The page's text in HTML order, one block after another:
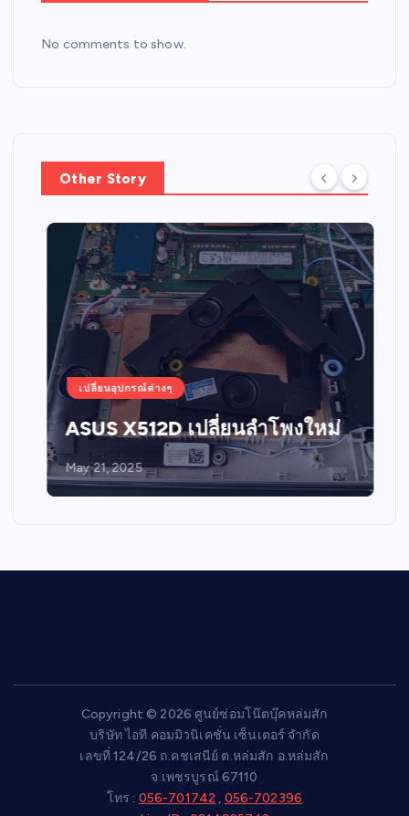
No comments to show.
Other Story
เปลี่ยนอุปกรณ์ต่างๆ
ASUS X512D เปลี่ยนลำโพงใหม่
May 21, 2025
Copyright © 2026 ศูนย์ซ่อมโน๊ตบุ๊คหล่มสัก
บริษัท ไอที คอมมิวนิเคชั่น เซ็นเตอร์ จำกัด
เลขที่ 124/26 ถ.คชเสนีย์ ต.หล่มสัก อ.หล่มสัก
จ.เพชรบูรณ์ 67110
โทร : 056-701742 , 056-702396